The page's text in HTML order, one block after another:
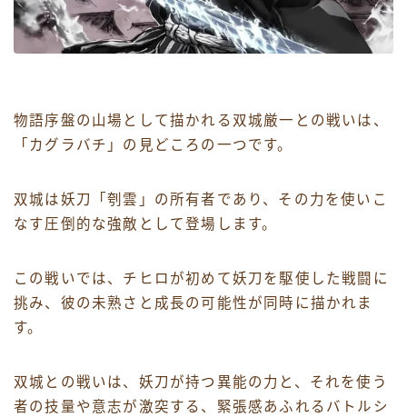
物語序盤の山場として描かれる双城厳一との戦いは、
「カグラバチ」の見どころの一つです。
双城は妖刀「刳雲」の所有者であり、その力を使いこ
なす圧倒的な強敵として登場します。
この戦いでは、チヒロが初めて妖刀を駆使した戦闘に
挑み、彼の未熟さと成長の可能性が同時に描かれま
す。
双城との戦いは、妖刀が持つ異能の力と、それを使う
者の技量や意志が激突する、緊張感あふれるバトルシ